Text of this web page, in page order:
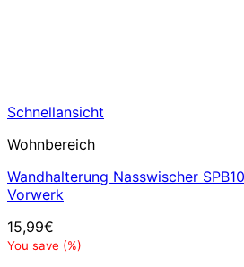
Schnellansicht
Wohnbereich
Wandhalterung Nasswischer
Vorwerk
15,99€
You save (%)